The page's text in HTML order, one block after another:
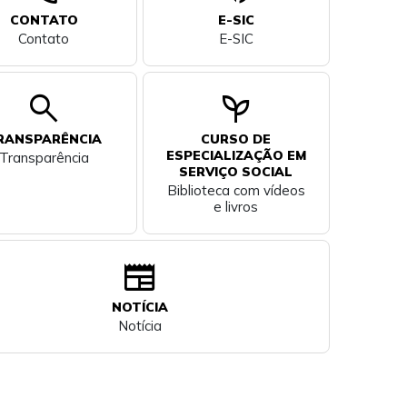
CONTATO
Contato
E-SIC
E-SIC
search psychiatry
CURSO DE
ESPECIALIZAÇÃO EM
SERVIÇO SOCIAL
Biblioteca com vídeos
e livros
newspaper
NOTÍCIA
Notícia